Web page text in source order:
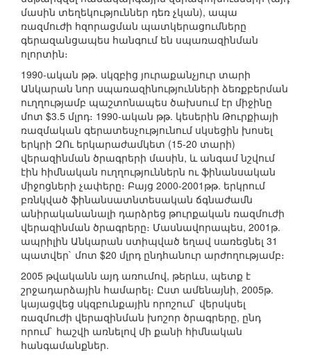
մասին տեղեկություններ դեռ չկան), ապա
ռազմուժի հզորացման պատկերացումները
գերազանցապես հանգում են սպառազինման
ոլորտին։
1990-ական թթ. սկզբից յուրաքանչյուր տարի
Անկարան նոր սպառազինությունների ձեռքբերման
ուղղությամբ պաշտոնապես ծախսում էր միջինը
մոտ $3.5 մլրդ։ 1990-ական թթ. կեսերին Թուրքիայի
ռազմական գերատեսչությունում սկսեցին խոսել
երկրի ԶՈւ երկարաժամկետ (15-20 տարի)
վերազինման ծրագրերի մասին, և անգամ նշվում
էին հիմնական ուղղություններն ու ֆինանսական
միջոցների չափերը։ Բայց 2000-2001թթ. երկրում
բռնկված ֆինանսատնտեսական ճգնաժամն
անիրականանալի դարձրեց թուրքական ռազմուժի
վերազինման ծրագրերը։ Մասնավորապես, 2001թ.
ապրիլին Անկարան ստիպված եղավ սառեցնել 31
պատվեր` մոտ $20 մլրդ ընդհանուր արժողությամբ։
2005 թվականն այդ առումով, թերևս, պետք է
շրջադարձային համարել։ Ըստ ամենայնի, 2005թ.
կայացվեց սկզբունքային որոշում` վերսկսել
ռազմուժի վերազինման խոշոր ծրագրերը, ընդ
որում` հաշվի առնելով մի քանի հիմնական
հանգամանքներ.